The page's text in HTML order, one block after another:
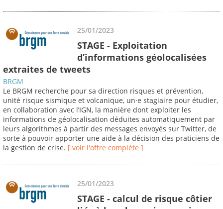
25/01/2023
STAGE - Exploitation
d’informations géolocalisées
extraites de tweets
BRGM
Le BRGM recherche pour sa direction risques et prévention,
unité risque sismique et volcanique, un·e stagiaire pour étudier,
en collaboration avec l’IGN, la manière dont exploiter les
informations de géolocalisation déduites automatiquement par
leurs algorithmes à partir des messages envoyés sur Twitter, de
sorte à pouvoir apporter une aide à la décision des praticiens de
la gestion de crise. [ voir l'offre complète ]
25/01/2023
STAGE - calcul de risque côtier